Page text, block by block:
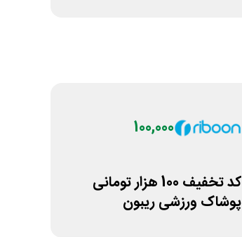
100,000
کد تخفیف 100 هزار تومانی
پوشاک ورزشی ریبون